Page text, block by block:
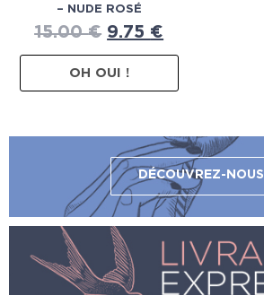
– NUDE ROSÉ
15.00€ 9.75 €
OH OUI !
DÉCOUVREZ-NOUS